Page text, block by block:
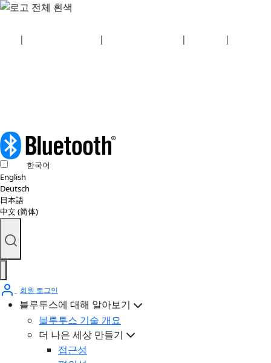
| | | |
한국어
English
Deutsch
日本語
中文 (简体)
회원 로그인
블루투스에 대해 알아보기
블루투스 기술 개요
더 나은 세상 만들기
접근성